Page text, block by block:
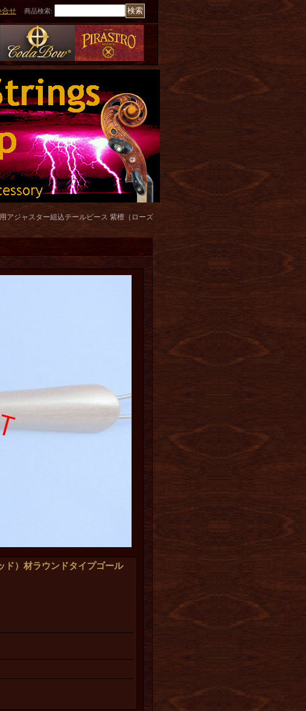
合せ 商品検索:
アジャスター組込テールピース 紫檀（ローズ
ド）材ラウンドタイプゴール